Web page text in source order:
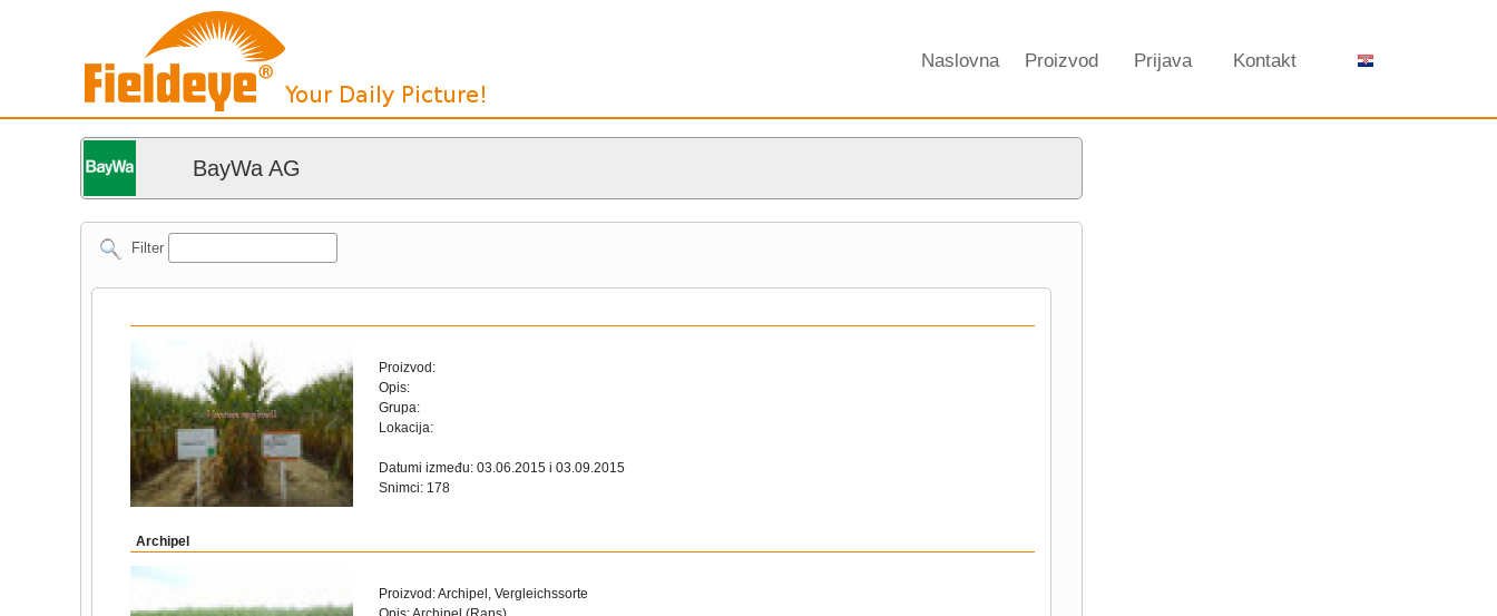
Naslovna Proizvod Prijava Kontakt
BayWa AG
Filter
Proizvod:
Opis:
Grupa:
Lokacija:
Datumi između: 03.06.2015 i 03.09.2015
Snimci: 178
Archipel
Proizvod: Archipel, Vergleichssorte